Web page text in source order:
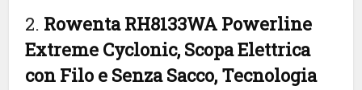
2. Rowenta RH8133WA Powerline
Extreme Cyclonic, Scopa Elettrica
con Filo e Senza Sacco, Tecnologia